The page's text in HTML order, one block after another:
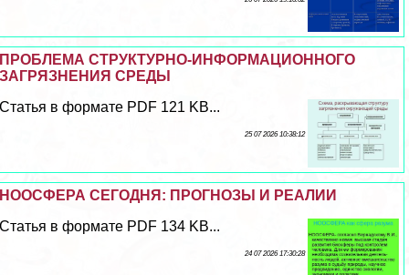
ПРОБЛЕМА СТРУКТУРНО-ИНФОРМАЦИОННОГО
ЗАГРЯЗНЕНИЯ СРЕДЫ
Статья в формате PDF 121 KB...
25 07 2026 10:38:12
НООСФЕРА СЕГОДНЯ: ПРОГНОЗЫ И РЕАЛИИ
Статья в формате PDF 134 KB...
24 07 2026 17:30:28